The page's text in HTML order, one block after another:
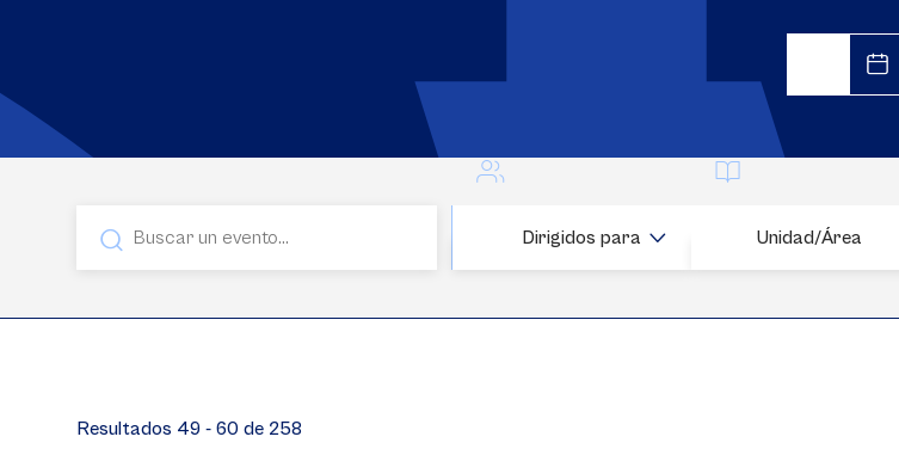
Dirigidos para Unidad/Área
Buscar
Resultados 49 - 60 de 258